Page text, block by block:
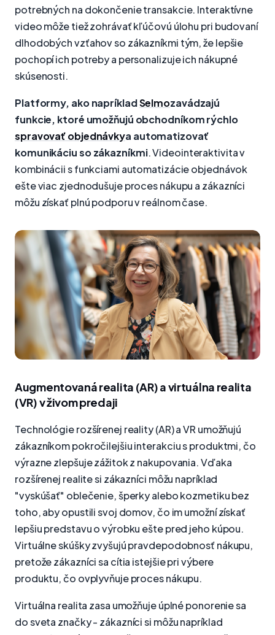
potrebných na dokončenie transakcie. Interaktívne
video môže tiež zohrávať kľúčovú úlohu pri budovaní
dlhodobých vzťahov so zákazníkmi tým, že lepšie
pochopí ich potreby a personalizuje ich nákupné
skúsenosti.
Platformy, ako napríkladSelmozavádzajú
funkcie, ktoré umožňujú obchodníkom rýchlo
spravovať objednávkya automatizovať
komunikáciu so zákazníkmi. Videointeraktivita v
kombinácii s funkciami automatizácie objednávok
ešte viac zjednodušuje proces nákupu a zákazníci
môžu získať plnú podporu v reálnom čase.
Augmentovaná realita (AR) a virtuálna realita
(VR) v živom predaji
Technológie rozšírenej reality (AR) a VR umožňujú
zákazníkom pokročilejšiu interakciu s produktmi, čo
výrazne zlepšuje zážitok z nakupovania. Vďaka
rozšírenej realite si zákazníci môžu napríklad
"vyskúšať" oblečenie, šperky alebo kozmetiku bez
toho, aby opustili svoj domov, čo im umožní získať
lepšiu predstavu o výrobku ešte pred jeho kúpou.
Virtuálne skúšky zvyšujú pravdepodobnosť nákupu,
pretože zákazníci sa cítia istejšie pri výbere
produktu, čo ovplyvňuje proces nákupu.
Virtuálna realita zasa umožňuje úplné ponorenie sa
do sveta značky - zákazníci si môžu napríklad